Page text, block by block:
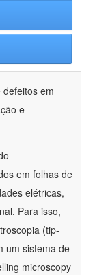
em
e
em folhas de
elétricas,
Para isso,
(tip-
um sistema de
microscopy